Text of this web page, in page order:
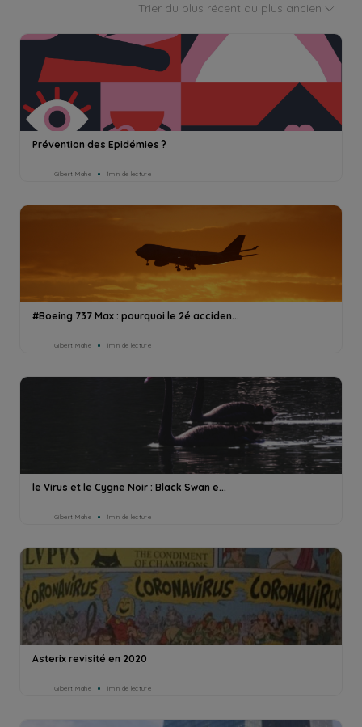
Trier du plus récent au plus ancien
Prévention des Epidémies ?
Gilbert Mahe 1min de lecture
#Boeing 737 Max : pourquoi le 2é acciden...
Gilbert Mahe 1min de lecture
le Virus et le Cygne Noir : Black Swan e...
Gilbert Mahe 1min de lecture
Asterix revisité en 2020
Gilbert Mahe 1min de lecture